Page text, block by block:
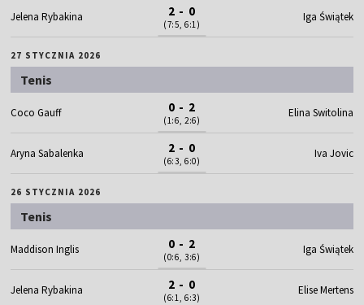
Jelena Rybakina 2 - 0
(7:5, 6:1)
Iga Świątek
27 STYCZNIA 2026
Tenis
Coco Gauff 0 - 2
(1:6, 2:6)
Elina Switolina
Aryna Sabalenka 2 - 0
(6:3, 6:0)
Iva Jovic
26 STYCZNIA 2026
Tenis
Maddison Inglis 0 - 2
(0:6, 3:6)
Iga Świątek
Jelena Rybakina 2 - 0
(6:1, 6:3)
Elise Mertens